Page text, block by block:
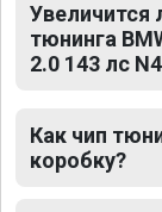
Увеличится
тюнинга
2.0 143 лс
Как чип
коробку?